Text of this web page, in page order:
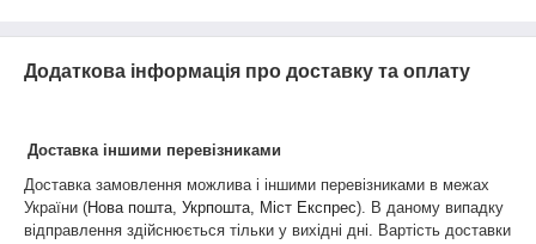
Додаткова інформація про доставку та оплату
Доставка іншими перевізниками
Доставка замовлення можлива і іншими перевізниками в межах
України (Нова пошта, Укрпошта, Міст Експрес). В даному випадку
відправлення здійснюється тільки у вихідні дні. Вартість доставки